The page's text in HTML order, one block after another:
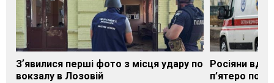
Зʼявилися перші фото з місця удару по
вокзалу в Лозовій
Росіяни
п’ятеро